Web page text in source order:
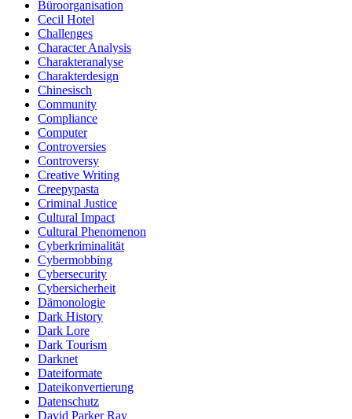
Büroorganisation
Cecil Hotel
Challenges
Character Analysis
Charakteranalyse
Charakterdesign
Chinesisch
Community
Compliance
Computer
Controversies
Controversy
Creative Writing
Creepypasta
Criminal Justice
Cultural Impact
Cultural Phenomenon
Cyberkriminalität
Cybermobbing
Cybersecurity
Cybersicherheit
Dämonologie
Dark History
Dark Lore
Dark Tourism
Darknet
Dateiformate
Dateikonvertierung
Datenschutz
David Parker Ray